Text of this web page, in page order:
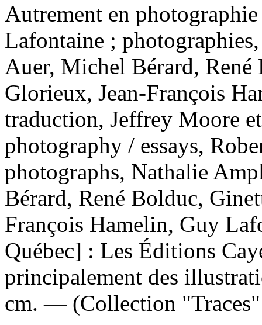
Autrement en
Lafontaine ;
Auer, Michel Bérard,
Glorieux, Jean-François
traduction, Jeffrey Moore
photography / essays,
photographs, Nathalie
Bérard, René Bolduc,
François Hamelin, Guy
Québec] : Les Éditions
principalement des
cm. — (Collection